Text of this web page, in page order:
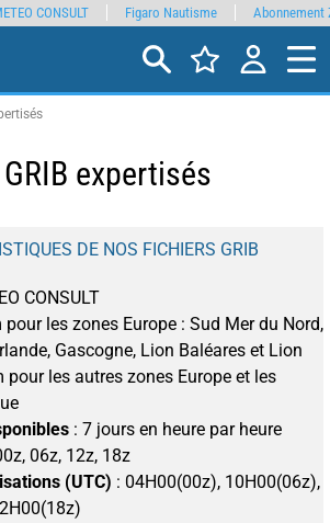
expertisés
DE NOS FICHIERS GRIB
CONSULT
pour les zones Europe : Sud Mer du Nord,
Gascogne, Lion Baléares et Lion
pour les autres zones Europe et les
: 7 jours en heure par heure
06z, 12z, 18z
(UTC) : 04H00(00z), 10H00(06z),
CONSULT Figaro Nautisme Abonnement